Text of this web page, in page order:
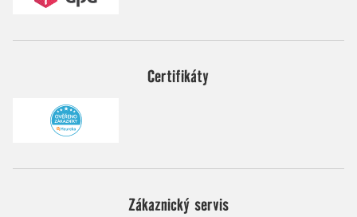
Certifikáty
Zákaznický servis